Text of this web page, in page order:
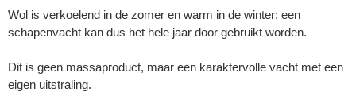
Wol is verkoelend in de zomer en warm in de winter: een
schapenvacht kan dus het hele jaar door gebruikt worden.
Dit is geen massaproduct, maar een karaktervolle vacht met een
eigen uitstraling.